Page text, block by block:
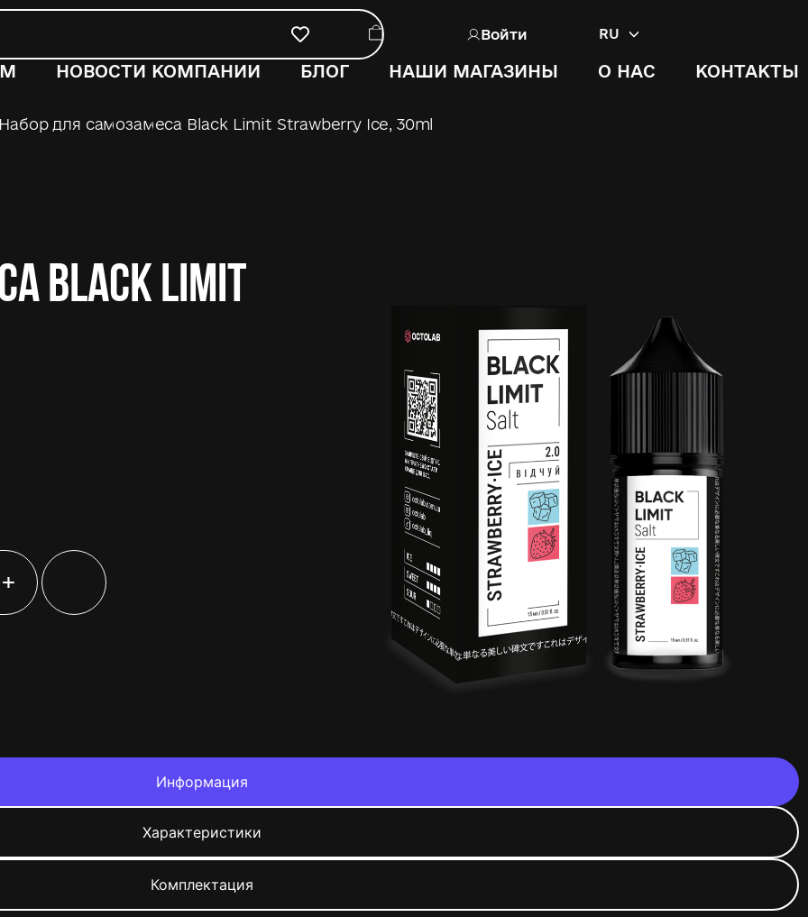
Войти RU
НОВОСТИ КОМПАНИИ БЛОГ НАШИ МАГАЗИНЫ О НАС КОНТАКТЫ
Набор для самозамеса Black Limit Strawberry Ice, 30ml
Black Limit
+
Информация
Характеристики
Комплектация